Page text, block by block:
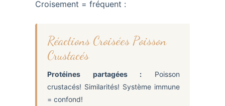
Croisement = fréquent :
Réactions Croisées Poisson
Crustacés
Protéines partagées : Poisson
crustacés! Similarités! Système immune
= confond!